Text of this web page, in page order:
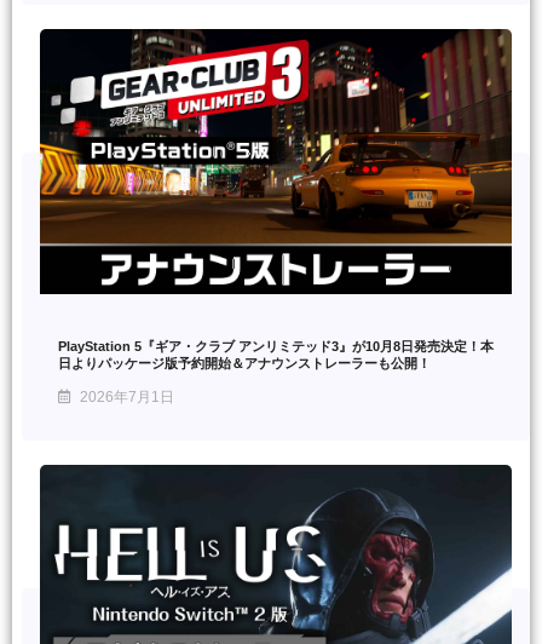
PlayStation 5『ギア・クラブ アンリミテッド3』が10月8日発売決定！本
日よりパッケージ版予約開始＆アナウンストレーラーも公開！
2026年7月1日